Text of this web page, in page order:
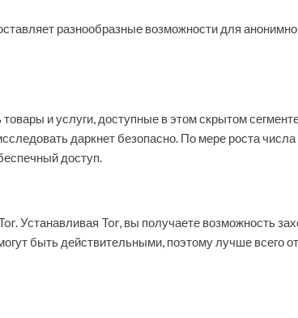
разнообразные возможности для
и услуги, доступные в этом скрытом
даркнет безопасно. По мере роста
доступ.
Устанавливая Tor, вы получаете возможность
быть действительными, поэтому лучше всего